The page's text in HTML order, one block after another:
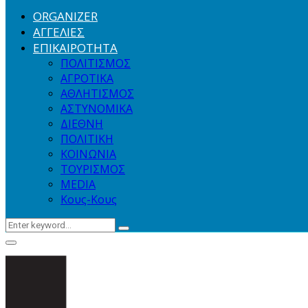
ORGANIZER
ΑΓΓΕΛΙΕΣ
ΕΠΙΚΑΙΡΟΤΗΤΑ
ΠΟΛΙΤΙΣΜΟΣ
ΑΓΡΟΤΙΚΑ
ΑΘΛΗΤΙΣΜΟΣ
ΑΣΤΥΝΟΜΙΚΑ
ΔΙΕΘΝΗ
ΠΟΛΙΤΙΚΗ
ΚΟΙΝΩΝΙΑ
ΤΟΥΡΙΣΜΟΣ
MEDIA
Κους-Κους
Search
Search
Primary
Menu